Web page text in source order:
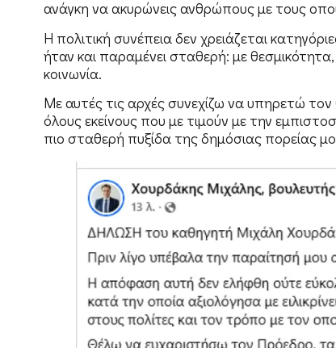
ανάγκη να ακυρώνεις ανθρώπους με τους
Η πολιτική συνέπεια δεν χρειάζεται
ήταν και παραμένει σταθερή: με
κοινωνία.
Με αυτές τις αρχές συνεχίζω να υπηρετώ
όλους εκείνους που με τιμούν με την
πιο σταθερή πυξίδα της δημόσιας πορείας